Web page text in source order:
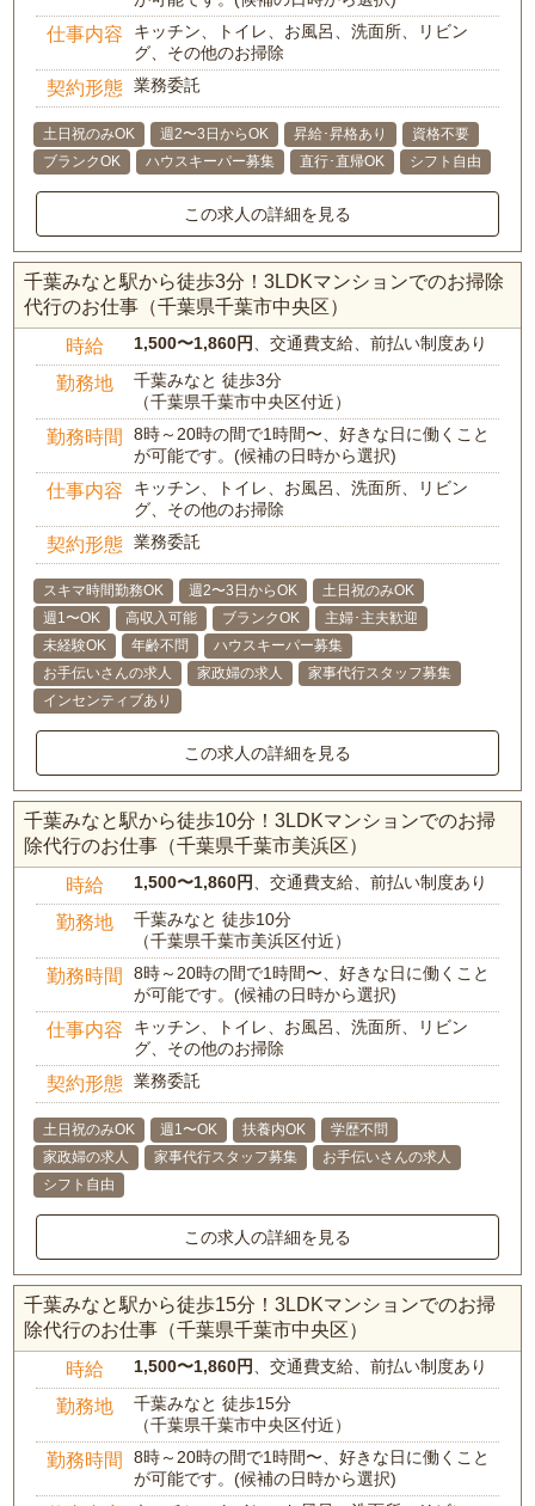
仕事内容
キッチン、トイレ、お風呂、洗面所、リビン
グ、その他のお掃除
契約形態 業務委託
土日祝のみOK 週2〜3日からOK 昇給･昇格あり
資格不要
ブランクOK
ハウスキーパー募集 直行･直帰OK シフト自由
この求人の詳細を見る
千葉みなと駅から徒歩3分！3LDKマンションでのお掃除
代行のお仕事（千葉県千葉市中央区）
時給 1,500〜1,860円、交通費支給、前払い制度あり
勤務地
千葉みなと 徒歩3分
（千葉県千葉市中央区付近）
勤務時間
8時～20時の間で1時間〜、好きな日に働くこと
が可能です。(候補の日時から選択)
仕事内容
キッチン、トイレ、お風呂、洗面所、リビン
グ、その他のお掃除
契約形態 業務委託
スキマ時間勤務OK 週2〜3日からOK
土日祝のみOK
週1〜OK
高収入可能 ブランクOK
主婦･主夫歓迎
未経験OK
年齢不問
ハウスキーパー募集
お手伝いさんの求人
家政婦の求人
家事代行スタッフ募集
インセンティブあり
この求人の詳細を見る
千葉みなと駅から徒歩10分！3LDKマンションでのお掃
除代行のお仕事（千葉県千葉市美浜区）
時給 1,500〜1,860円、交通費支給、前払い制度あり
勤務地
千葉みなと 徒歩10分
（千葉県千葉市美浜区付近）
勤務時間
8時～20時の間で1時間〜、好きな日に働くこと
が可能です。(候補の日時から選択)
仕事内容
キッチン、トイレ、お風呂、洗面所、リビン
グ、その他のお掃除
契約形態 業務委託
土日祝のみOK 週1〜OK 扶養内OK
学歴不問
家政婦の求人
家事代行スタッフ募集
お手伝いさんの求人
シフト自由
この求人の詳細を見る
千葉みなと駅から徒歩15分！3LDKマンションでのお掃
除代行のお仕事（千葉県千葉市中央区）
時給 1,500〜1,860円、交通費支給、前払い制度あり
勤務地
千葉みなと 徒歩15分
（千葉県千葉市中央区付近）
勤務時間
8時～20時の間で1時間〜、好きな日に働くこと
が可能です。(候補の日時から選択)